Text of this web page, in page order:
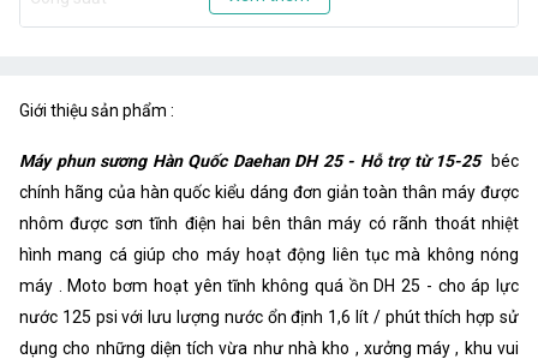
Giới thiệu sản phẩm :
Máy phun sương Hàn Quốc Daehan DH 25 - Hỗ trợ từ 15-25 béc
chính hãng của hàn quốc kiểu dáng đơn giản toàn thân máy được
nhôm được sơn tĩnh điện hai bên thân máy có rãnh thoát nhiệt
hình mang cá giúp cho máy hoạt động liên tục mà không nóng
máy . Moto bơm hoạt yên tĩnh không quá ồn DH 25 - cho áp lực
nước 125 psi với lưu lượng nước ổn định 1,6 lít / phút thích hợp sử
dụng cho những diện tích vừa như nhà kho , xưởng máy , khu vui